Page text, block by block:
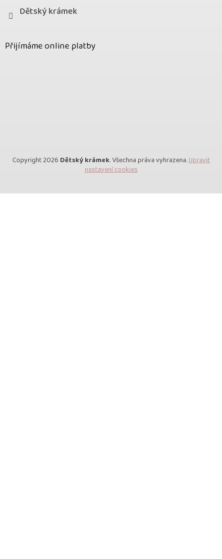
Dětský krámek
Přijímáme online platby
Copyright 2026 Dětský krámek. Všechna práva vyhrazena.Upravit
nastavení cookies